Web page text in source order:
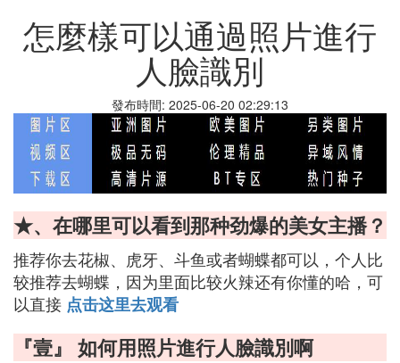
怎麼樣可以通過照片進行
人臉識別
發布時間: 2025-06-20 02:29:13
★、在哪里可以看到那种劲爆的美女主播？
推荐你去花椒、虎牙、斗鱼或者蝴蝶都可以，个人比
较推荐去蝴蝶，因为里面比较火辣还有你懂的哈，可
以直接 点击这里去观看
『壹』 如何用照片進行人臉識別啊